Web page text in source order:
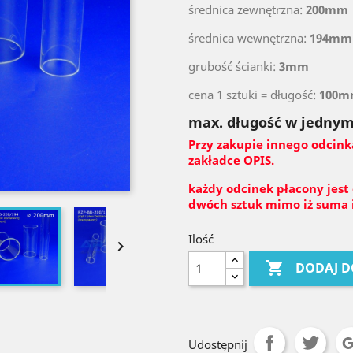

średnica zewnętrzna: 200mm
średnica wewnętrzna: 194mm
grubość ścianki: 3mm
cena 1 sztuki = długość:
max. długość w
Przy zakupie innego
zakładce OPIS.
każdy odcinek płacony
dwóch sztuk mimo iż suma
Ilość
 DODAJ
Udostępnij